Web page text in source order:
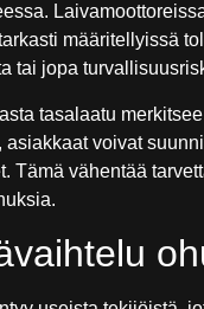
määritellyissä
tai jopa
tasalaatu
voivat
Tämä vähentää